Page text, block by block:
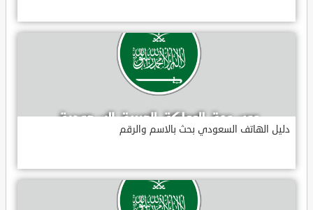
دليل الهاتف السعودي بحث بالاسم والرقم